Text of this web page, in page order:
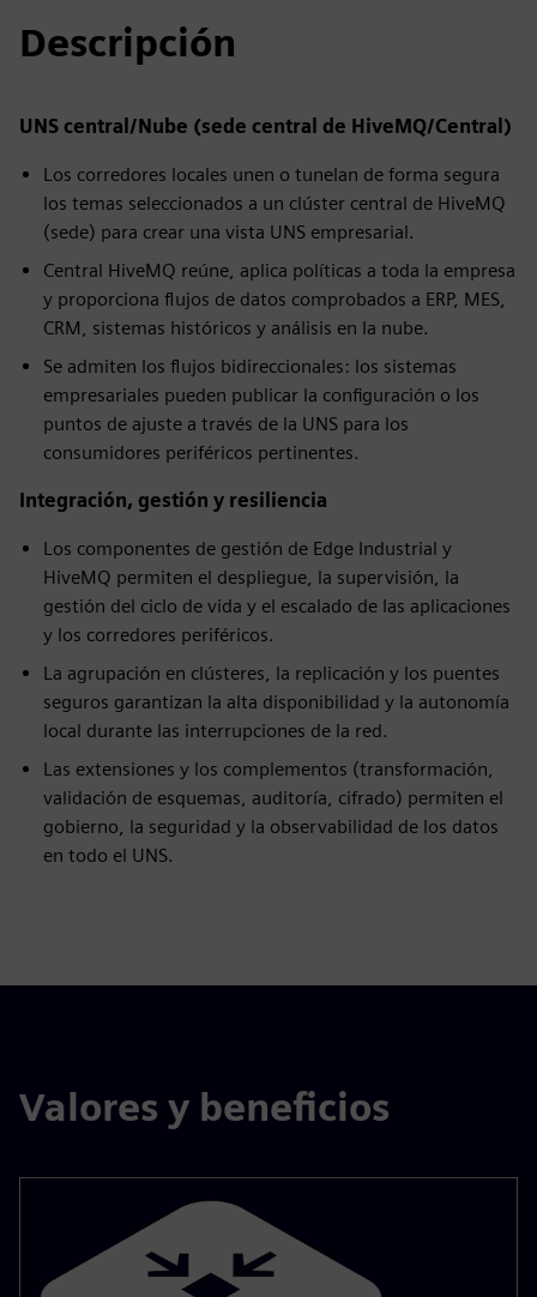
Descripción
UNS central/Nube (sede central de HiveMQ/Central)
Los corredores locales unen o tunelan de forma segura
los temas seleccionados a un clúster central de HiveMQ
(sede) para crear una vista UNS empresarial.
Central HiveMQ reúne, aplica políticas a toda la empresa
y proporciona flujos de datos comprobados a ERP, MES,
CRM, sistemas históricos y análisis en la nube.
Se admiten los flujos bidireccionales: los sistemas
empresariales pueden publicar la configuración o los
puntos de ajuste a través de la UNS para los
consumidores periféricos pertinentes.
Integración, gestión y resiliencia
Los componentes de gestión de Edge Industrial y
HiveMQ permiten el despliegue, la supervisión, la
gestión del ciclo de vida y el escalado de las aplicaciones
y los corredores periféricos.
La agrupación en clústeres, la replicación y los puentes
seguros garantizan la alta disponibilidad y la autonomía
local durante las interrupciones de la red.
Las extensiones y los complementos (transformación,
validación de esquemas, auditoría, cifrado) permiten el
gobierno, la seguridad y la observabilidad de los datos
en todo el UNS.
Valores y beneficios